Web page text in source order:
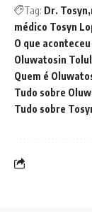
Tag: Dr. Tosyn
médico Tosyn
O que
Oluwatosin
Quem é
Tudo sobre
Tudo sobre